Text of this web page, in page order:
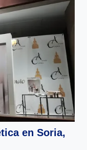
en Soria,